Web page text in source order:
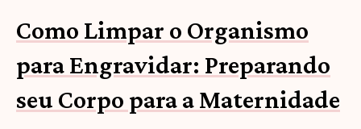
Como Limpar o Organismo
para Engravidar: Preparando
seu Corpo para a Maternidade